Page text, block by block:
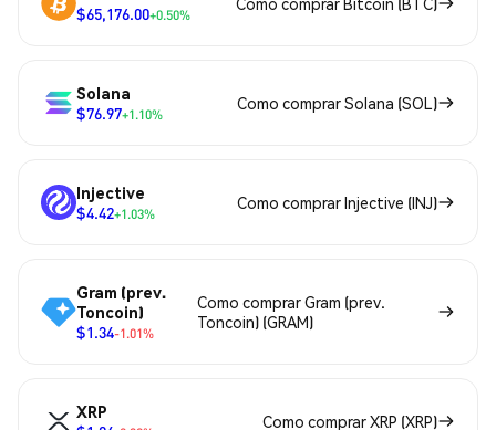
$65,176.00+0.50%
Solana
$76.97+1.10%
Como comprar Solana (SOL)
Injective
$4.42+1.03%
Como comprar Injective (INJ)
Gram (prev.
Toncoin)
$1.34-1.01%
Como comprar Gram (prev.
Toncoin) (GRAM)
XRP
Como comprar XRP (XRP)